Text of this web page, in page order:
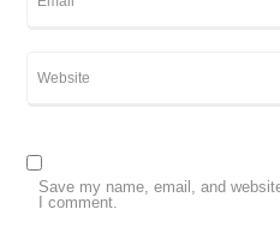
Save my name, email, and
I comment.